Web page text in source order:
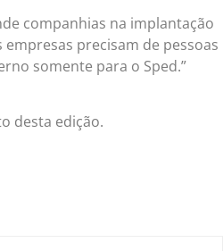
companhias na implantação
precisam de pessoas
somente para o Sped.”
desta edição.